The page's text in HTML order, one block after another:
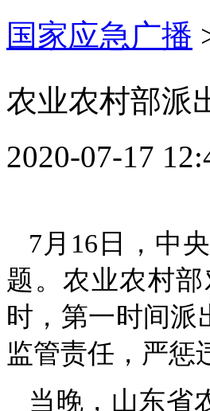
国家应急广播
农业农村部派
2020-07-17
7月16日，中
题。农业农村
时，第一时间派
监管责任，严惩
当晚，山东省